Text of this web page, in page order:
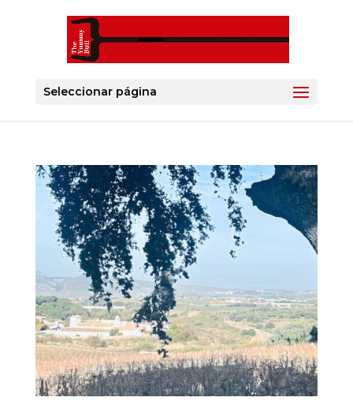
Seleccionar página